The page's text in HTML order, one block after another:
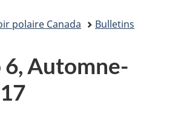
polaire Canada Bulletins
Automne-